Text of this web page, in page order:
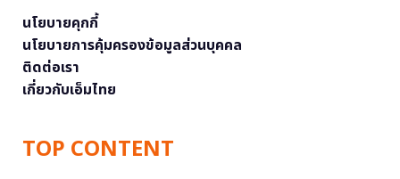
นโยบายคุกกี้
นโยบายการคุ้มครองข้อมูลส่วนบุคคล
ติดต่อเรา
เกี่ยวกับเอ็มไทย
TOP CONTENT